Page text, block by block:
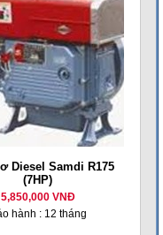
Diesel Samdi R175
(7HP)
5,850,000 VNĐ
hành : 12 tháng